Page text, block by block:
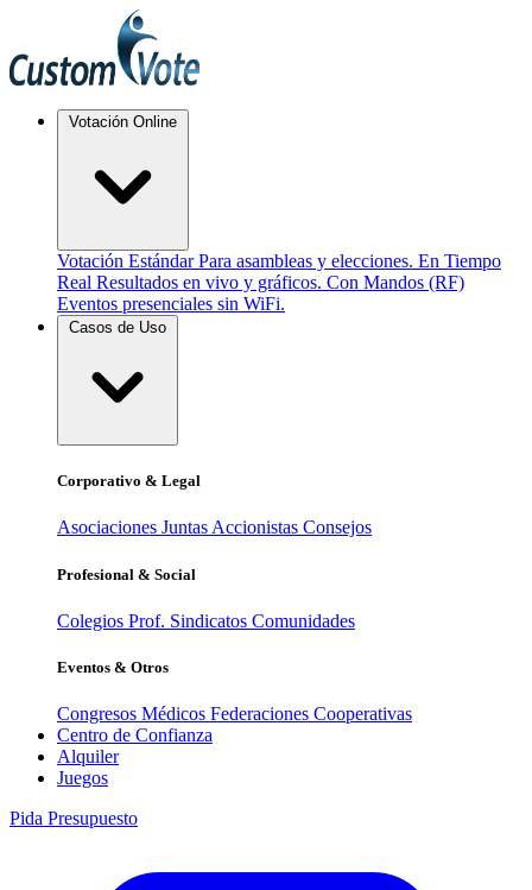
Votación Online
Votación Estándar Para asambleas y elecciones. En Tiempo
Real Resultados en vivo y gráficos. Con Mandos (RF)
Eventos presenciales sin WiFi.
Casos de Uso
Corporativo & Legal
Asociaciones Juntas Accionistas Consejos
Profesional & Social
Colegios Prof. Sindicatos Comunidades
Eventos & Otros
Congresos Médicos Federaciones Cooperativas
Centro de Confianza
Alquiler
Juegos
Pida Presupuesto